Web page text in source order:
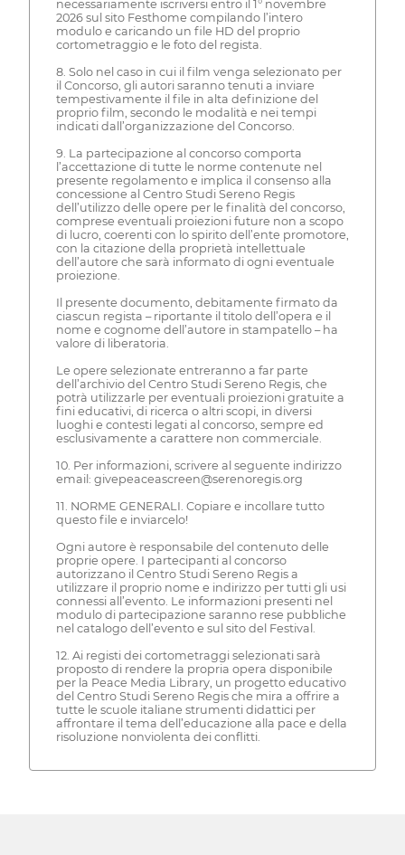
necessariamente iscriversi entro il 1° novembre
2026 sul sito Festhome compilando l’intero
modulo e caricando un file HD del proprio
cortometraggio e le foto del regista.
8. Solo nel caso in cui il film venga selezionato per
il Concorso, gli autori saranno tenuti a inviare
tempestivamente il file in alta definizione del
proprio film, secondo le modalità e nei tempi
indicati dall’organizzazione del Concorso.
9. La partecipazione al concorso comporta
l’accettazione di tutte le norme contenute nel
presente regolamento e implica il consenso alla
concessione al Centro Studi Sereno Regis
dell’utilizzo delle opere per le finalità del concorso,
comprese eventuali proiezioni future non a scopo
di lucro, coerenti con lo spirito dell’ente promotore,
con la citazione della proprietà intellettuale
dell’autore che sarà informato di ogni eventuale
proiezione.
Il presente documento, debitamente firmato da
ciascun regista – riportante il titolo dell’opera e il
nome e cognome dell’autore in stampatello – ha
valore di liberatoria.
Le opere selezionate entreranno a far parte
dell’archivio del Centro Studi Sereno Regis, che
potrà utilizzarle per eventuali proiezioni gratuite a
fini educativi, di ricerca o altri scopi, in diversi
luoghi e contesti legati al concorso, sempre ed
esclusivamente a carattere non commerciale.
10. Per informazioni, scrivere al seguente indirizzo
email: givepeaceascreen@serenoregis.org
11. NORME GENERALI. Copiare e incollare tutto
questo file e inviarcelo!
Ogni autore è responsabile del contenuto delle
proprie opere. I partecipanti al concorso
autorizzano il Centro Studi Sereno Regis a
utilizzare il proprio nome e indirizzo per tutti gli usi
connessi all’evento. Le informazioni presenti nel
modulo di partecipazione saranno rese pubbliche
nel catalogo dell’evento e sul sito del Festival.
12. Ai registi dei cortometraggi selezionati sarà
proposto di rendere la propria opera disponibile
per la Peace Media Library, un progetto educativo
del Centro Studi Sereno Regis che mira a offrire a
tutte le scuole italiane strumenti didattici per
affrontare il tema dell’educazione alla pace e della
risoluzione nonviolenta dei conflitti.